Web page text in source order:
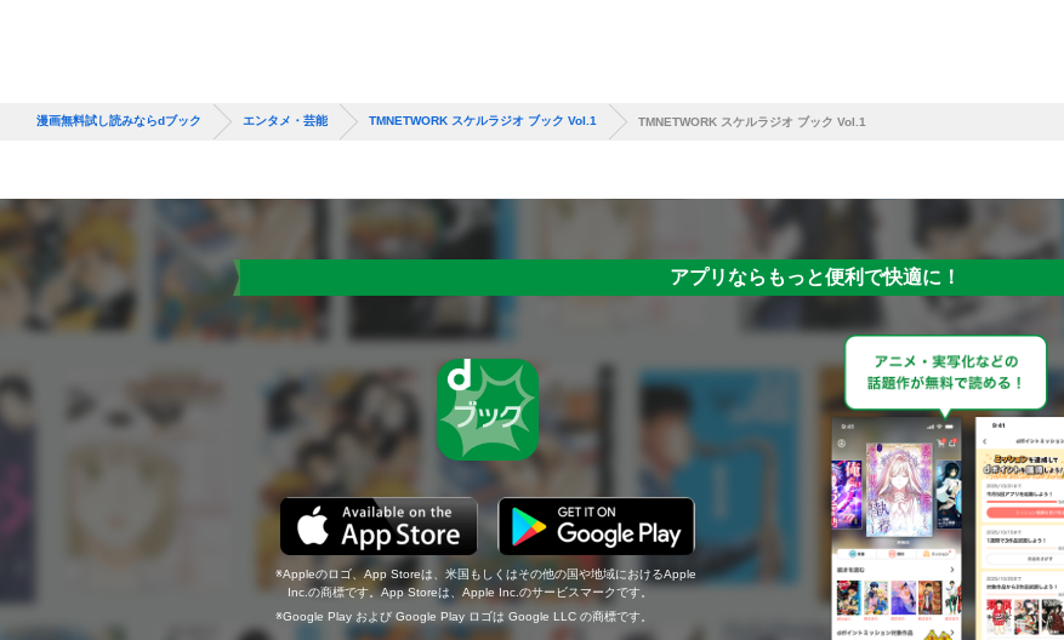
漫画無料試し読みならdブック エンタメ・芸能 TMNETWORK スケルラジオ ブック Vol.1 TMNETWORK スケルラジオ ブック Vol.1
アプリならもっと便利で快適に！
Appleのロゴ、App Storeは、米国もしくはその他の国や地域におけるApple
Inc.の商標です。App Storeは、Apple Inc.のサービスマークです。
Google Play および Google Play ロゴは Google LLC の商標です。